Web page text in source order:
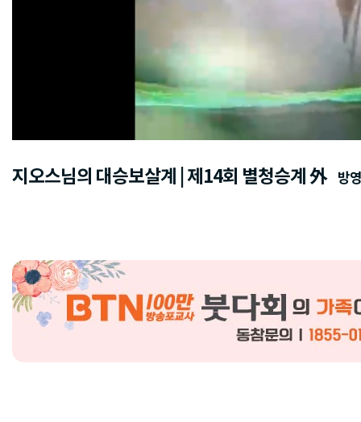
지오스님의 대승보살계 | 제14회 별청승계 外 방